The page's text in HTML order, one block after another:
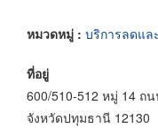
หมวดหมู่ : บริการลดแ
ที่อยู่
600/510-512 หมู่ 14 ถ
จังหวัดปทุมธานี 12130